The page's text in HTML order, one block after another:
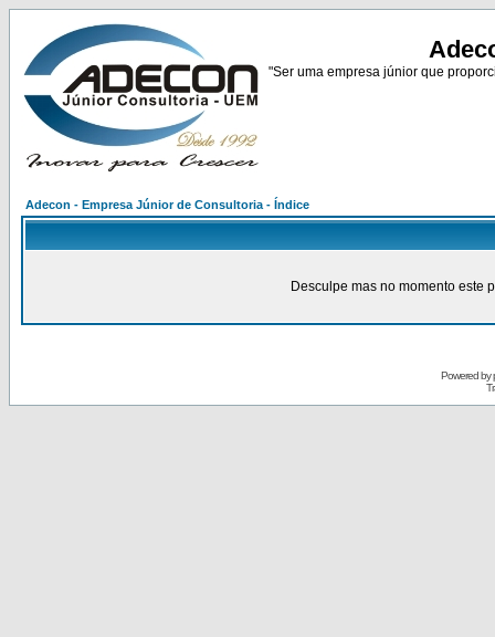
"Ser uma empresa júnior que
Adecon - Empresa Júnior de Consultoria - Índice
Desculpe mas no momento este
Powered by